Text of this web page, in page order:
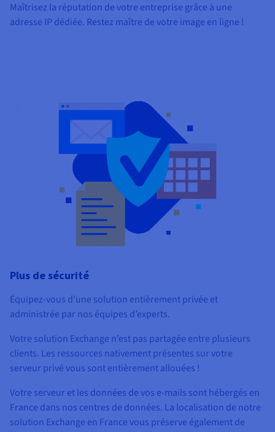
Maîtrisez la réputation de votre entreprise grâce à une
adresse IP dédiée. Restez maître de votre image en ligne !
Plus de sécurité
Équipez-vous d’une solution entièrement privée et
administrée par nos équipes d’experts.
Votre solution Exchange n’est pas partagée entre plusieurs
clients. Les ressources nativement présentes sur votre
serveur privé vous sont entièrement allouées !
Votre serveur et les données de vos e-mails sont hébergés en
France dans nos centres de données. La localisation de notre
solution Exchange en France vous préserve également de